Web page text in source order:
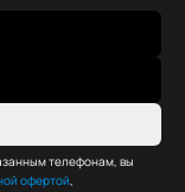
телефонам, вы
офертой,